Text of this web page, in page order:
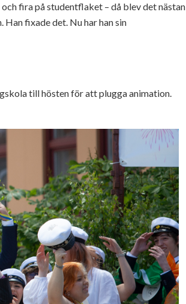
fira på studentflaket – då blev det nästan
fixade det. Nu har han sin
till hösten för att plugga animation.